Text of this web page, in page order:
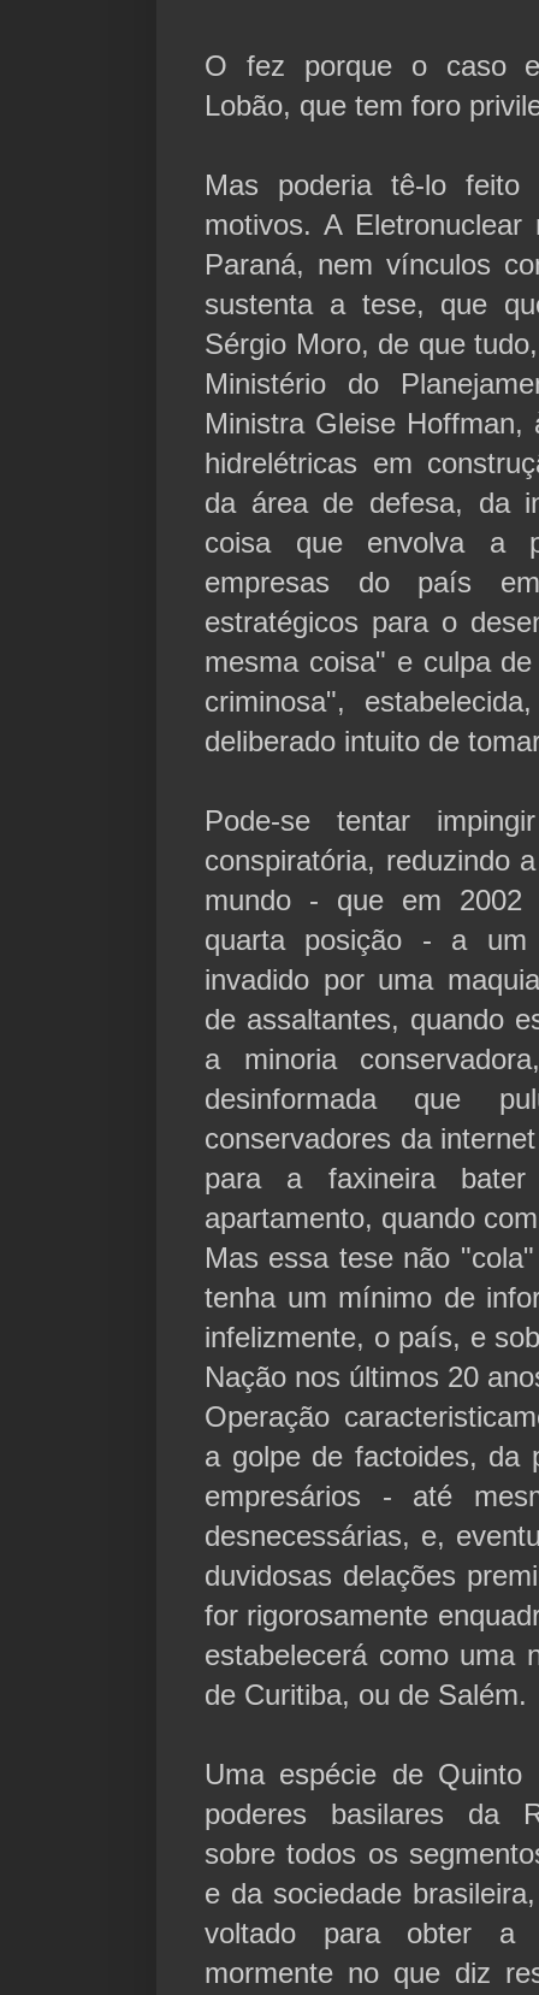
O fez porque o caso
Lobão, que tem foro
Mas poderia tê-lo feito
motivos. A
Paraná, nem vínculos
sustenta a tese, que
Sérgio Moro, de que
Ministério do
Ministra Gleise Hoffman,
hidrelétricas em
da área de defesa, da
coisa que envolva a
empresas do país
estratégicos para o
mesma coisa" e culpa
criminosa",
deliberado intuito de
Pode-se tentar
conspiratória, reduzindo
mundo - que em 2002
quarta posição - a um
invadido por uma
de assaltantes, quando
a minoria
desinformada que
conservadores da
para a faxineira
apartamento, quando
Mas essa tese não
tenha um mínimo de
infelizmente, o país, e
Nação nos últimos 20
Operação
a golpe de factoides, da
empresários - até
desnecessárias, e,
duvidosas delações
for rigorosamente
estabelecerá como uma
de Curitiba, ou de Salém.
Uma espécie de
poderes basilares da
sobre todos os
e da sociedade
voltado para obter a
mormente no que diz